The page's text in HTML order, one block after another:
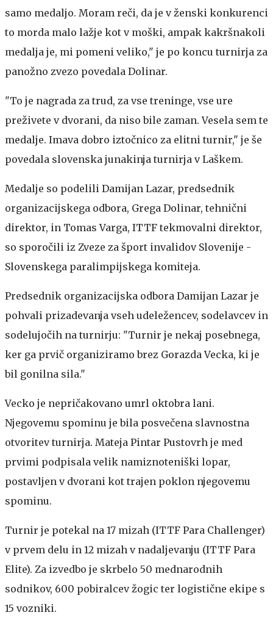
samo medaljo. Moram reči, da je v ženski konkurenci
to morda malo lažje kot v moški, ampak kakršnakoli
medalja je, mi pomeni veliko," je po koncu turnirja za
panožno zvezo povedala Dolinar.
"To je nagrada za trud, za vse treninge, vse ure
preživete v dvorani, da niso bile zaman. Vesela sem te
medalje. Imava dobro iztočnico za elitni turnir," je še
povedala slovenska junakinja turnirja v Laškem.
Medalje so podelili Damijan Lazar, predsednik
organizacijskega odbora, Grega Dolinar, tehnični
direktor, in Tomas Varga, ITTF tekmovalni direktor,
so sporočili iz Zveze za šport invalidov Slovenije -
Slovenskega paralimpijskega komiteja.
Predsednik organizacijska odbora Damijan Lazar je
pohvali prizadevanja vseh udeležencev, sodelavcev in
sodelujočih na turnirju: "Turnir je nekaj posebnega,
ker ga prvič organiziramo brez Gorazda Vecka, ki je
bil gonilna sila."
Vecko je nepričakovano umrl oktobra lani.
Njegovemu spominu je bila posvečena slavnostna
otvoritev turnirja. Mateja Pintar Pustovrh je med
prvimi podpisala velik namiznoteniški lopar,
postavljen v dvorani kot trajen poklon njegovemu
spominu.
Turnir je potekal na 17 mizah (ITTF Para Challenger)
v prvem delu in 12 mizah v nadaljevanju (ITTF Para
Elite). Za izvedbo je skrbelo 50 mednarodnih
sodnikov, 600 pobiralcev žogic ter logistične ekipe s
15 vozniki.